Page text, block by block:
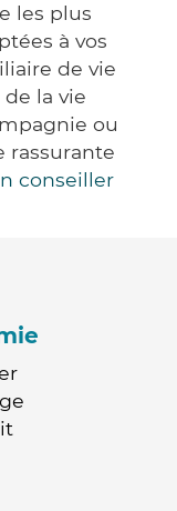
les plus
à vos
de vie
la vie
ou
rassurante
conseiller